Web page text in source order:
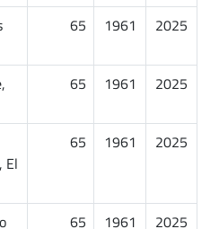
65 1961 2025
65 1961 2025
El
65 1961 2025
65 1961 2025